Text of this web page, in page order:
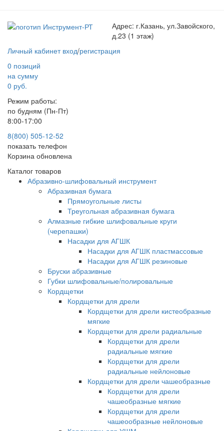
Адрес: г.Казань, ул.Завойского,
д.23 (1 этаж)
Личный кабинет вход/регистрация
0 позиций
на сумму
0 руб.
Режим работы:
по будням (Пн-Пт)
8:00-17:00
8(800) 505-12-52
показать телефон
Корзина обновлена
Каталог товаров
Абразивно-шлифовальный инструмент
Абразивная бумага
Прямоугольные листы
Треугольная абразивная бумага
Алмазные гибкие шлифовальные круги
(черепашки)
Насадки для АГШК
Насадки для АГШК пластмассовые
Насадки для АГШК резиновые
Бруски абразивные
Губки шлифовальные/полировальные
Кордщетки
Кордщетки для дрели
Кордщетки для дрели кистеобразные
мягкие
Кордщетки для дрели радиальные
Кордщетки для дрели
радиальные мягкие
Кордщетки для дрели
радиальные нейлоновые
Кордщетки для дрели чашеобразные
Кордщетки для дрели
чашеобразные мягкие
Кордщетки для дрели
чашеообразные нейлоновые